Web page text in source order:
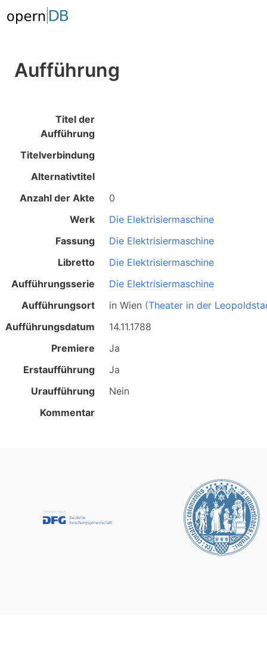
Aufführung
Titel der
Aufführung
Titelverbindung
Alternativtitel
Anzahl der Akte
0
Werk
Die Elektrisiermaschine
Fassung
Die Elektrisiermaschine
Libretto
Die Elektrisiermaschine
Aufführungsserie
Die Elektrisiermaschine
Aufführungsort
inWien (Theater in der
Aufführungsdatum
14.11.1788
Premiere
Ja
Erstaufführung
Ja
Uraufführung
Nein
Kommentar